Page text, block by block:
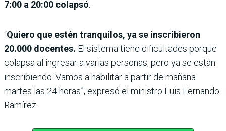
7:00 a 20:00 colapsó.
“Quiero que estén tranquilos, ya se inscribieron
20.000 docentes. El sistema tiene dificultades porque
colapsa al ingresar a varias personas, pero ya se están
inscribiendo. Vamos a habilitar a partir de mañana
martes las 24 horas”, expresó el ministro Luis Fernando
Ramírez.